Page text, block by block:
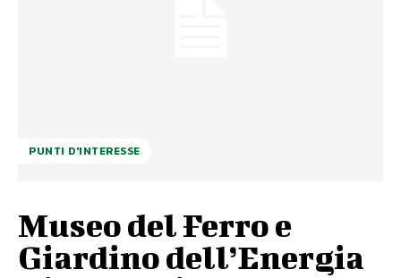
PUNTI D'INTERESSE
Museo del Ferro e
Giardino dell’Energia